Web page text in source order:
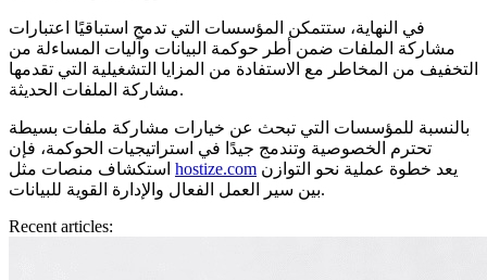
في النهاية، ستتمكن المؤسسات التي تدمج استباقيًا اعتبارات
مشاركة الملفات ضمن أطر حوكمة البيانات وآليات المساءلة من
التخفيف من المخاطر مع الاستفادة من المزايا التشغيلية التي تقدمها
مشاركة الملفات الحديثة.
بالنسبة للمؤسسات التي تبحث عن خيارات مشاركة ملفات بسيطة
تحترم الخصوصية وتندمج جيدًا في استراتيجيات الحوكمة، فإن
hostize.com
بين سير العمل الفعال والإدارة القوية للبيانات.
Recent articles: